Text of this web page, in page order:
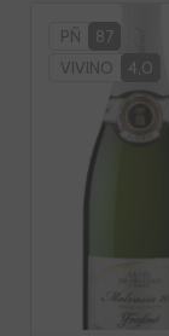
PÑ
87
VIVINO
4,0